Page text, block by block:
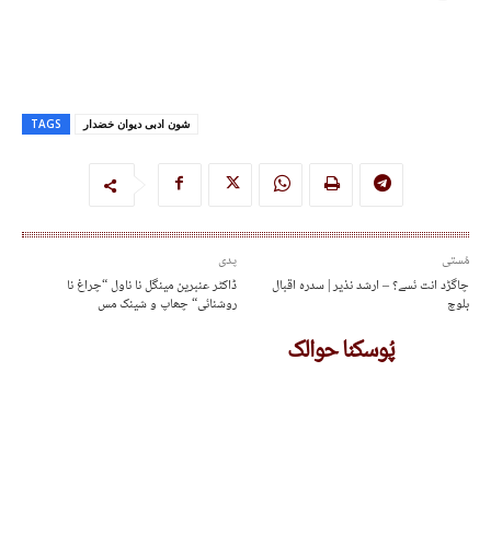
TAGS شون ادبی دیوان خضدار
پدی
ڈاکٹر عنبرین مینگل نا ناول “چراغ نا
روشنائی“ چھاپ و شینک مس
مُستی
چاگڑد انت ئسے؟ – ارشد نذیر | سدرہ اقبال
بلوچ
پُوسکنا حوالک